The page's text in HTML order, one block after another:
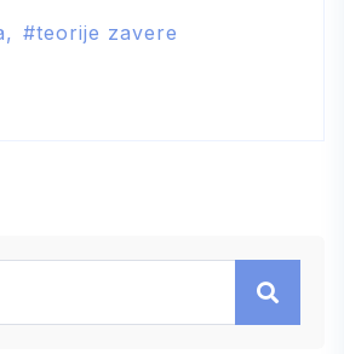
teorije zavere